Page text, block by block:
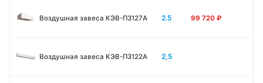
Воздушная завеса КЭВ-П3127A 2.5 99 720 ₽
Воздушная завеса КЭВ-П3122A 2,5